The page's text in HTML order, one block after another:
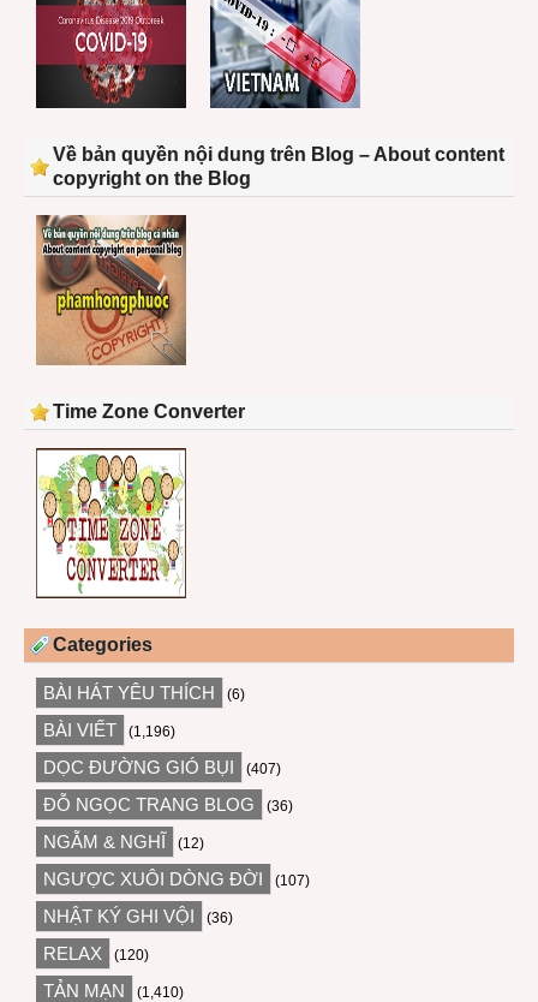
Về bản quyền nội dung trên Blog – About content
copyright on the Blog
Time Zone Converter
Categories
BÀI HÁT YÊU THÍCH (6)
BÀI VIẾT (1,196)
DỌC ĐƯỜNG GIÓ BỤI (407)
ĐỖ NGỌC TRANG BLOG (36)
NGẪM & NGHĨ (12)
NGƯỢC XUÔI DÒNG ĐỜI (107)
NHẬT KÝ GHI VỘI (36)
RELAX (120)
TẢN MẠN (1,410)